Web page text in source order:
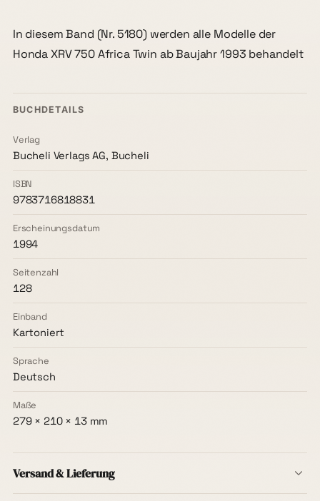
In diesem Band (Nr. 5180) werden alle Modelle der
Honda XRV 750 Africa Twin ab Baujahr 1993 behandelt
BUCHDETAILS
Verlag
Bucheli Verlags AG, Bucheli
ISBN
9783716818831
Erscheinungsdatum
1994
Seitenzahl
128
Einband
Kartoniert
Sprache
Deutsch
Maße
279 × 210 × 13 mm
Versand & Lieferung